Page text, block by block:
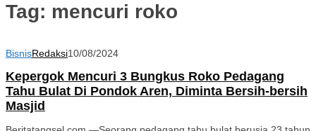
Tag: mencuri roko
BisnisRedaksi10/08/2024
Kepergok Mencuri 3 Bungkus Roko Pedagang
Tahu Bulat Di Pondok Aren, Diminta Bersih-bersih
Masjid